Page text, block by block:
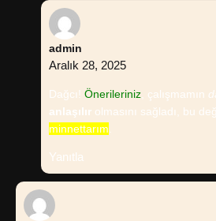
admin
Aralık 28, 2025
Dağcı! Önerileriniz , çalışmamın
anlaşılır olmasını sağladı, bu
minnettarım
Yanıtla